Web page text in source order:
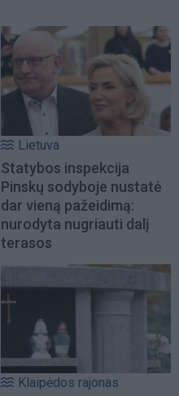
Lietuva
Statybos inspekcija
Pinskų sodyboje nustatė
dar vieną pažeidimą:
nurodyta nugriauti dalį
terasos
Klaipėdos rajonas